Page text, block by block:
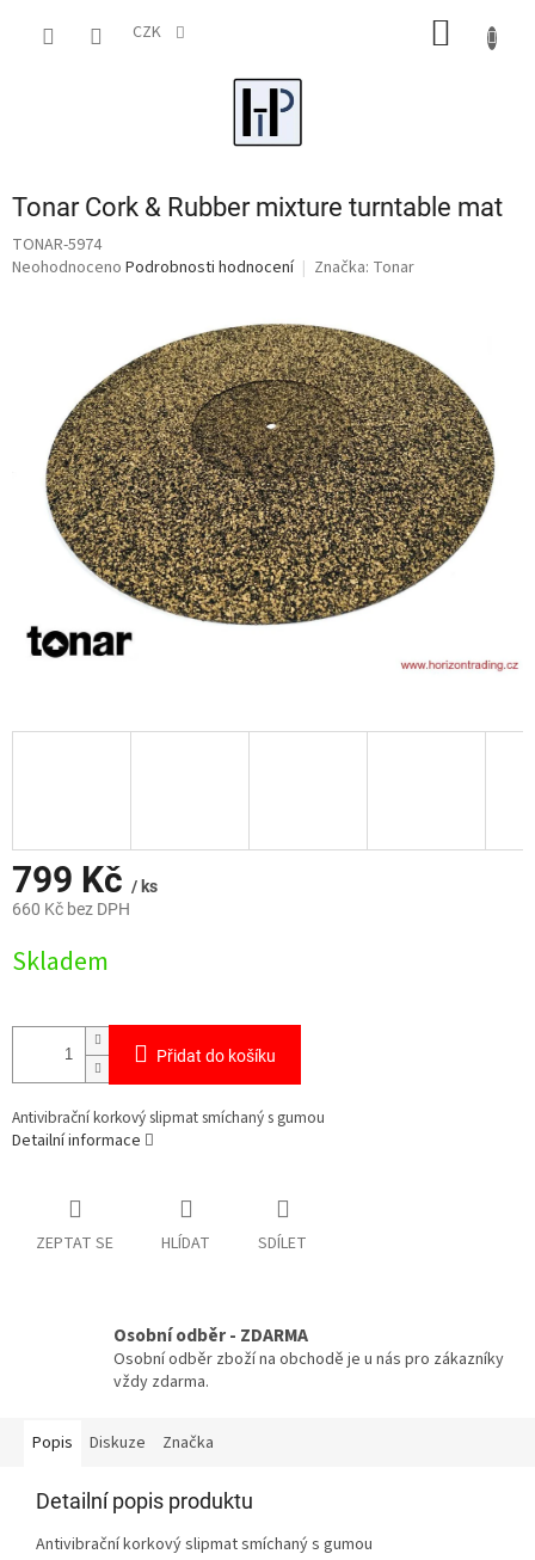
CZK
Tonar Cork & Rubber mixture turntable mat
TONAR-5974
Průměrné
hvězdiček.
Neohodnoceno Podrobnosti hodnocení Značka: Tonar
799 Kč / ks
660 Kč bez DPH
cena:
Skladem
Přidat do košíku
Antivibrační korkový slipmat smíchaný s gumou
Detailní informace
ZEPTAT SE HLÍDAT SDÍLET
Osobní odběr - ZDARMA
Osobní odběr zboží na obchodě je u nás pro zákazníky
vždy zdarma.
Popis Diskuze Značka
Detailní popis produktu
Antivibrační korkový slipmat smíchaný s gumou